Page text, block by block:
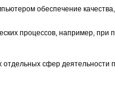
обеспечение
процессов, например, при
сфер деятельности